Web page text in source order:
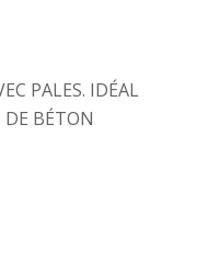
PALES. IDÉAL
DE BÉTON